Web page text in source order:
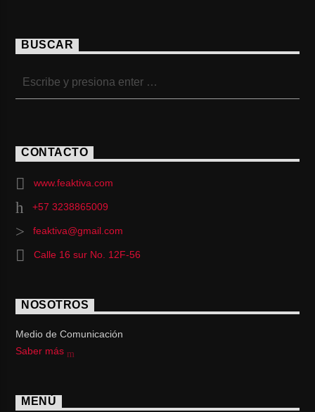
BUSCAR
CONTACTO
www.feaktiva.com
+57 3238865009
feaktiva@gmail.com
Calle 16 sur No. 12F-56
NOSOTROS
Medio de Comunicación
Saber más
MENÚ